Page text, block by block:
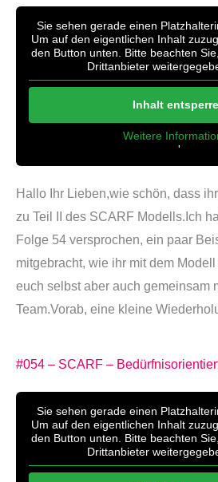
Sie sehen gerade einen
Um auf den eigentlichen Inhalt
den Button unten. Bitte beachten
Drittanbieter
Inhalt
Weitere
'
Hallo Ihr Lieben,wie schön, dass
zu Teil II des SCARF Modells.Ich
Folge 54 versprochen, ein paar
mitgebracht, wie ihr mit dem
euch selbst aber auch gemeinsam
Team.Vorab, eine kleine
#054 – SCARF –
Sie sehen gerade einen
Um auf den eigentlichen Inhalt
den Button unten. Bitte beachten
Drittanbieter